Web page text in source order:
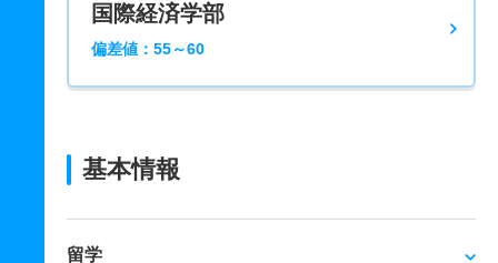
国際経済学部
偏差値：55～60
基本情報
留学